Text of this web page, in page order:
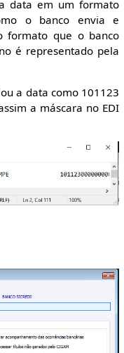
data em um formato
o banco envia e
formato que o banco
é representado pela
a data como 101123
a máscara no EDI